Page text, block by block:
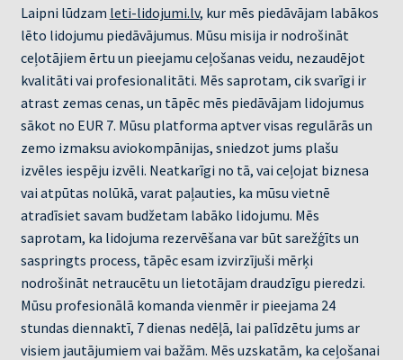
Laipni lūdzam leti-lidojumi.lv, kur mēs piedāvājam labākos
lēto lidojumu piedāvājumus. Mūsu misija ir nodrošināt
ceļotājiem ērtu un pieejamu ceļošanas veidu, nezaudējot
kvalitāti vai profesionalitāti. Mēs saprotam, cik svarīgi ir
atrast zemas cenas, un tāpēc mēs piedāvājam lidojumus
sākot no EUR 7. Mūsu platforma aptver visas regulārās un
zemo izmaksu aviokompānijas, sniedzot jums plašu
izvēles iespēju izvēli. Neatkarīgi no tā, vai ceļojat biznesa
vai atpūtas nolūkā, varat paļauties, ka mūsu vietnē
atradīsiet savam budžetam labāko lidojumu. Mēs
saprotam, ka lidojuma rezervēšana var būt sarežģīts un
saspringts process, tāpēc esam izvirzījuši mērķi
nodrošināt netraucētu un lietotājam draudzīgu pieredzi.
Mūsu profesionālā komanda vienmēr ir pieejama 24
stundas diennaktī, 7 dienas nedēļā, lai palīdzētu jums ar
visiem jautājumiem vai bažām. Mēs uzskatām, ka ceļošanai